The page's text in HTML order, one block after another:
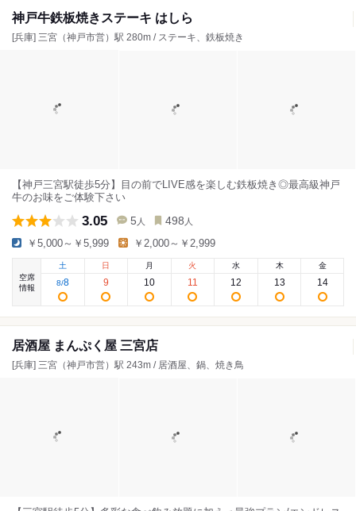
神戸牛鉄板焼きステーキ はしら
[兵庫] 三宮（神戸市営）駅 280m / ステーキ、鉄板焼き
【神戸三宮駅徒歩5分】目の前でLIVE感を楽しむ鉄板焼き◎最高級神戸
牛のお味をご体験下さい
3.05 5 人 498 人
￥5,000～￥5,999 ￥2,000～￥2,999
空席
情報
土
8/8
日
9
月
10
火
11
水
12
木
13
金
14
居酒屋 まんぷく屋 三宮店
[兵庫] 三宮（神戸市営）駅 243m / 居酒屋、鍋、焼き鳥